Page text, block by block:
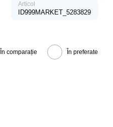
Articol
ID999MARKET_5283829
În comparație În preferate